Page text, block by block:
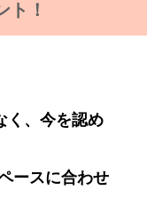
ト！
く、今を認め
ースに合わせ